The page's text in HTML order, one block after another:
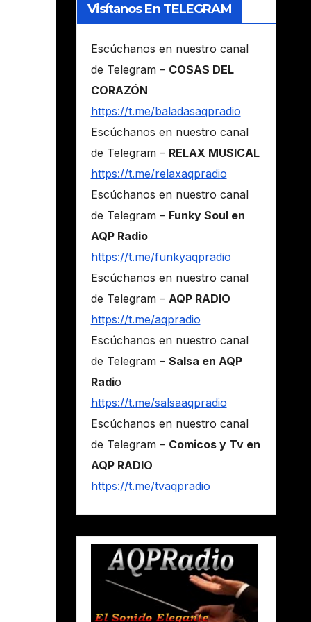
Visítanos En TELEGRAM
Escúchanos en nuestro canal
de Telegram – COSAS DEL
CORAZÓN
https://t.me/baladasaqpradio
Escúchanos en nuestro canal
de Telegram – RELAX MUSICAL
https://t.me/relaxaqpradio
Escúchanos en nuestro canal
de Telegram – Funky Soul en
AQP Radio
https://t.me/funkyaqpradio
Escúchanos en nuestro canal
de Telegram – AQP RADIO
https://t.me/aqpradio
Escúchanos en nuestro canal
de Telegram – Salsa en AQP
Radio
https://t.me/salsaaqpradio
Escúchanos en nuestro canal
de Telegram – Comicos y Tv en
AQP RADIO
https://t.me/tvaqpradio